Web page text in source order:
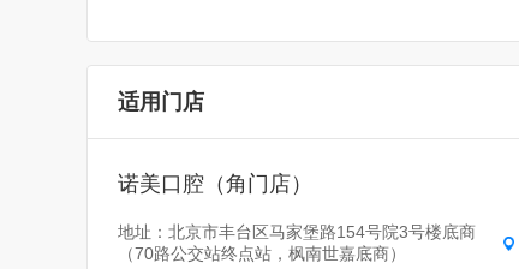
适用门店
诺美口腔（角门店）
地址：北京市丰台区马家堡路154号院3号楼底商
（70路公交站终点站，枫南世嘉底商）